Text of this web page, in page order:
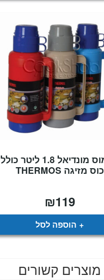
תרמוס מונדיאל 1.8 ליטר כולל
כוס מזיגה THERMOS
₪119
הוספה לסל
מוצרים קשורים